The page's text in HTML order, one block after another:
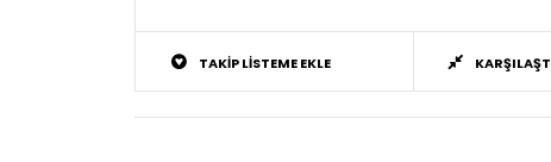
TAKIP LISTEME EKLE